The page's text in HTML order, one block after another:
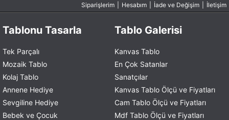
Siparişlerim Hesabım İade ve Değişim İletişim
Tablonu Tasarla
Tek Parçalı
Mozaik Tablo
Kolaj Tablo
Annene Hediye
Sevgiline Hediye
Bebek ve Çocuk
Tablo Galerisi
Kanvas Tablo
En Çok Satanlar
Sanatçılar
Kanvas Tablo Ölçü ve Fiyatları
Cam Tablo Ölçü ve Fiyatları
Mdf Tablo Ölçü ve Fiyatları